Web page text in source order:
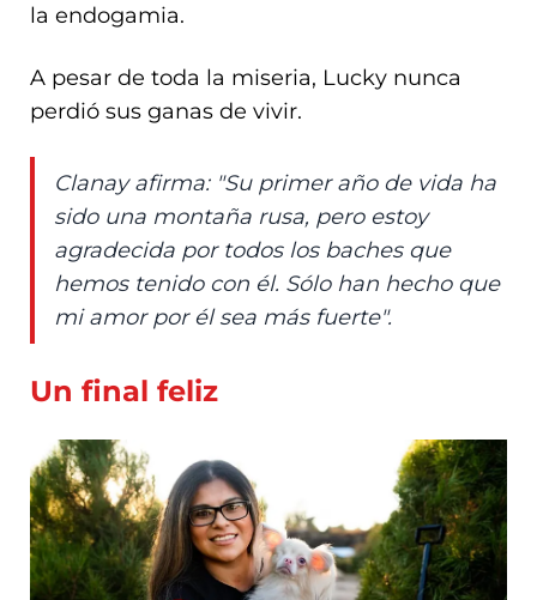
la endogamia.
A pesar de toda la miseria, Lucky nunca
perdió sus ganas de vivir.
Clanay afirma: "Su primer año de vida ha
sido una montaña rusa, pero estoy
agradecida por todos los baches que
hemos tenido con él. Sólo han hecho que
mi amor por él sea más fuerte".
Un final feliz